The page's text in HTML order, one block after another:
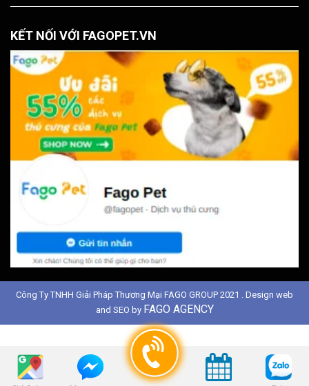
KẾT NỐI VỚI FAGOPET.VN
Công Ty TNHH Giải Pháp Thương Mại FAGO GROUP 2021 . Design web
and SEO by FAGO AGENCY